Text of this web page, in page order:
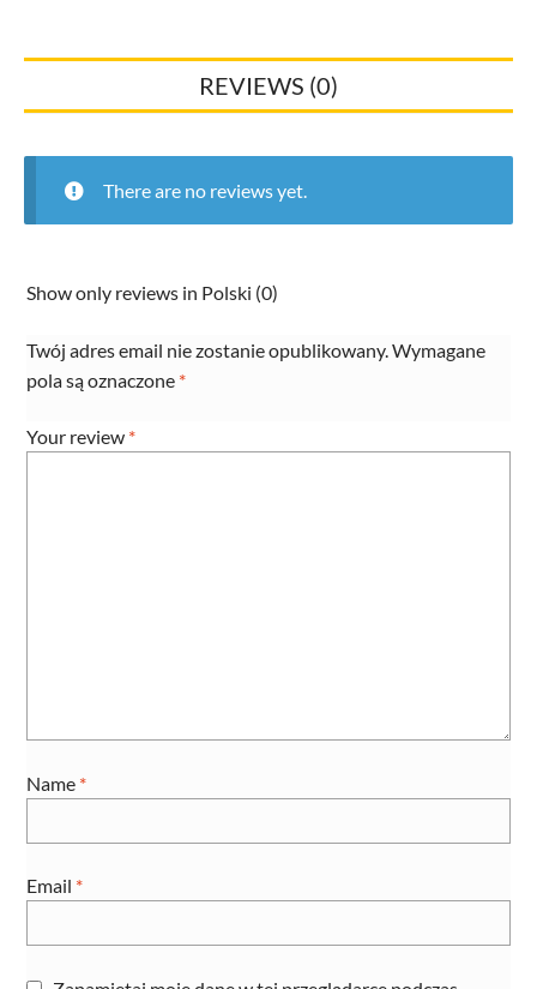
REVIEWS (0)
There are no reviews yet.
Show only reviews in Polski (0)
Twój adres email nie zostanie opublikowany. Wymagane
pola są oznaczone *
Your review *
Name *
Email *